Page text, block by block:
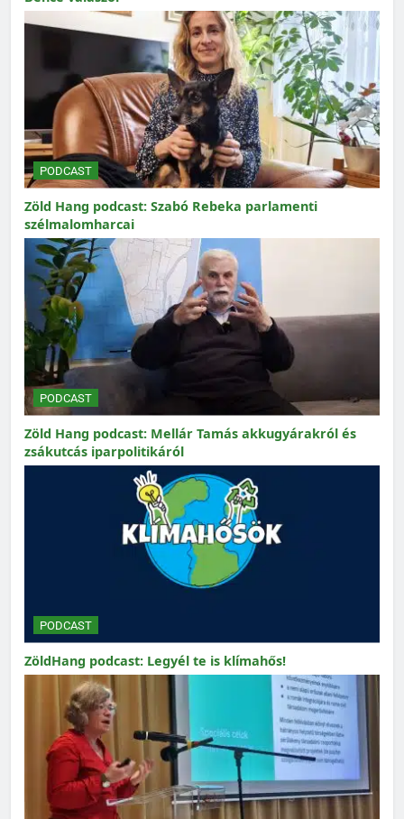
PODCAST
Zöld Hang podcast: Szabó Rebeka parlamenti
szélmalomharcai
PODCAST
Zöld Hang podcast: Mellár Tamás akkugyárakról és
zsákutcás iparpolitikáról
PODCAST
ZöldHang podcast: Legyél te is klímahős!